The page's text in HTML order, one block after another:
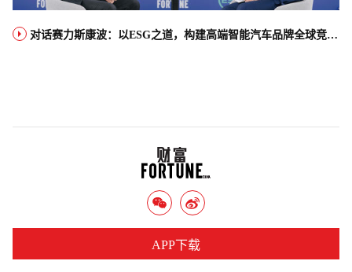
对话赛力斯康波：以ESG之道，构建高端智能汽车品牌全球竞争力
APP下载